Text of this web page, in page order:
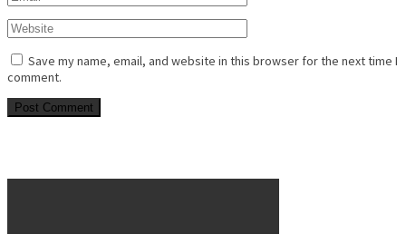
Save my name, email, and website in this browser for the next time I
comment.